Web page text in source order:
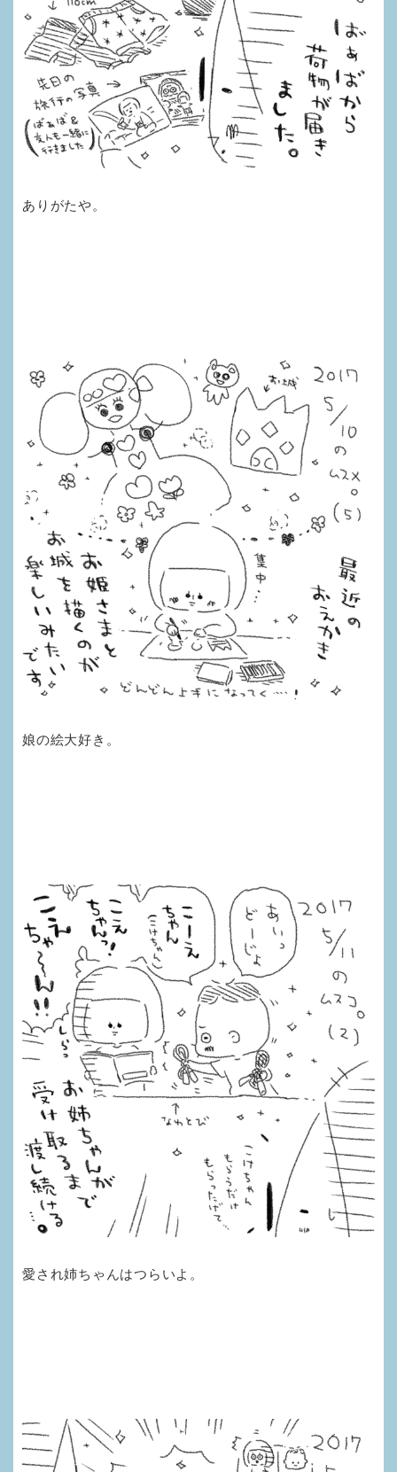
ありがたや。
娘の絵大好き。
愛され姉ちゃんはつらいよ。